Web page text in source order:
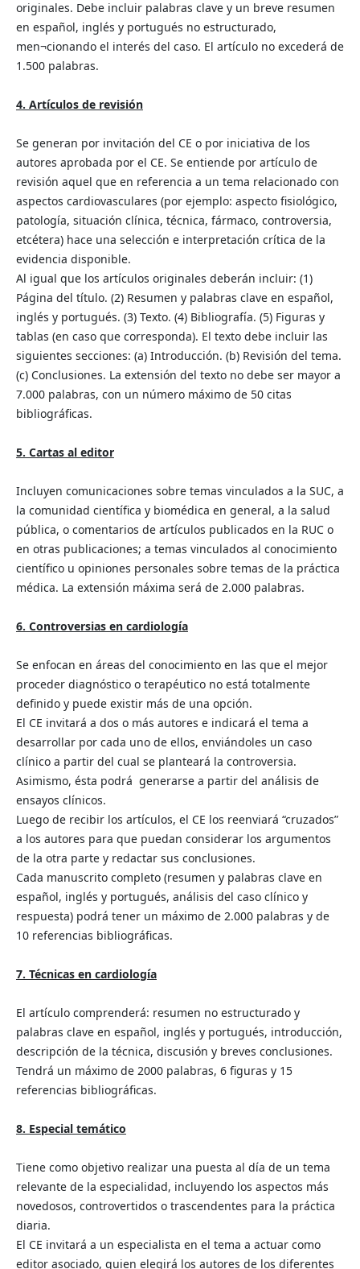
originales. Debe incluir palabras clave y un breve resumen
en español, inglés y portugués no estructurado,
men¬cionando el interés del caso. El artículo no excederá de
1.500 palabras.
4. Artículos de revisión
Se generan por invitación del CE o por iniciativa de los
autores aprobada por el CE. Se entiende por artículo de
revisión aquel que en referencia a un tema relacionado con
aspectos cardiovasculares (por ejemplo: aspecto fisiológico,
patología, situación clínica, técnica, fármaco, controversia,
etcétera) hace una selección e interpretación crítica de la
evidencia disponible.
Al igual que los artículos originales deberán incluir: (1)
Página del título. (2) Resumen y palabras clave en español,
inglés y portugués. (3) Texto. (4) Bibliografía. (5) Figuras y
tablas (en caso que corresponda). El texto debe incluir las
siguientes secciones: (a) Introducción. (b) Revisión del tema.
(c) Conclusiones. La extensión del texto no debe ser mayor a
7.000 palabras, con un número máximo de 50 citas
bibliográficas.
5. Cartas al editor
Incluyen comunicaciones sobre temas vinculados a la SUC, a
la comunidad científica y biomédica en general, a la salud
pública, o comentarios de artículos publicados en la RUC o
en otras publicaciones; a temas vinculados al conocimiento
científico u opiniones personales sobre temas de la práctica
médica. La extensión máxima será de 2.000 palabras.
6. Controversias en cardiología
Se enfocan en áreas del conocimiento en las que el mejor
proceder diagnóstico o terapéutico no está totalmente
definido y puede existir más de una opción.
El CE invitará a dos o más autores e indicará el tema a
desarrollar por cada uno de ellos, enviándoles un caso
clínico a partir del cual se planteará la controversia.
Asimismo, ésta podrá generarse a partir del análisis de
ensayos clínicos.
Luego de recibir los artículos, el CE los reenviará “cruzados”
a los autores para que puedan considerar los argumentos
de la otra parte y redactar sus conclusiones.
Cada manuscrito completo (resumen y palabras clave en
español, inglés y portugués, análisis del caso clínico y
respuesta) podrá tener un máximo de 2.000 palabras y de
10 referencias bibliográficas.
7. Técnicas en cardiología
El artículo comprenderá: resumen no estructurado y
palabras clave en español, inglés y portugués, introducción,
descripción de la técnica, discusión y breves conclusiones.
Tendrá un máximo de 2000 palabras, 6 figuras y 15
referencias bibliográficas.
8. Especial temático
Tiene como objetivo realizar una puesta al día de un tema
relevante de la especialidad, incluyendo los aspectos más
novedosos, controvertidos o trascendentes para la práctica
diaria.
El CE invitará a un especialista en el tema a actuar como
editor asociado, quien elegirá los autores de los diferentes